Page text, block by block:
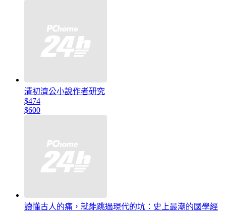
清初濟公小說作者研究
$474
$600
讀懂古人的痛，就能跳過現代的坑：史上最潮的國學經